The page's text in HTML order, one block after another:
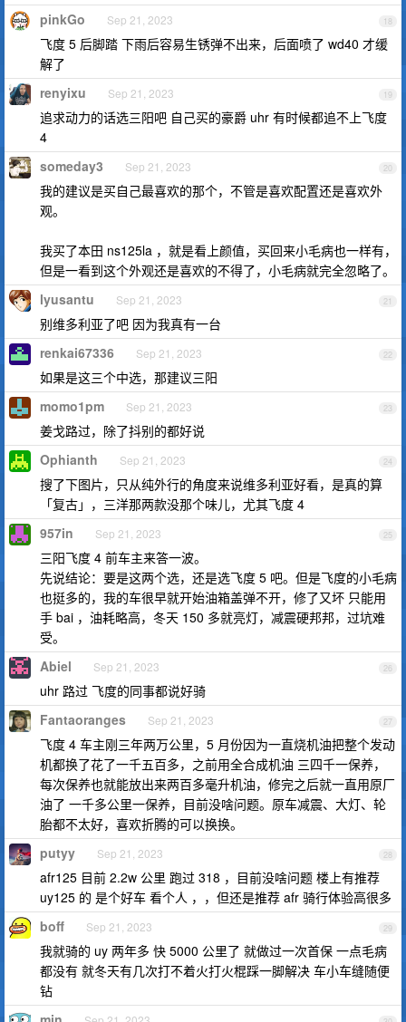
18
pinkGo Sep 21, 2023
飞度 5 后脚踏 下雨后容易生锈弹不出来，后面喷了 wd40 才缓
解了
19
renyixu Sep 21, 2023
追求动力的话选三阳吧 自己买的豪爵 uhr 有时候都追不上飞度
4
20
someday3 Sep 21, 2023
我的建议是买自己最喜欢的那个，不管是喜欢配置还是喜欢外
观。
我买了本田 ns125la ，就是看上颜值，买回来小毛病也一样有，
但是一看到这个外观还是喜欢的不得了，小毛病就完全忽略了。
21
lyusantu Sep 21, 2023
别维多利亚了吧 因为我真有一台
22
renkai67336 Sep 21, 2023
如果是这三个中选，那建议三阳
23
momo1pm Sep 21, 2023
姜戈路过，除了抖别的都好说
24
Ophianth Sep 21, 2023
搜了下图片，只从纯外行的角度来说维多利亚好看，是真的算
「复古」，三洋那两款没那个味儿，尤其飞度 4
25
957in Sep 21, 2023
三阳飞度 4 前车主来答一波。
先说结论：要是这两个选，还是选飞度 5 吧。但是飞度的小毛病
也挺多的，我的车很早就开始油箱盖弹不开，修了又坏 只能用
手 bai ，油耗略高，冬天 150 多就亮灯，减震硬邦邦，过坑难
受。
26
Abiel Sep 21, 2023
uhr 路过 飞度的同事都说好骑
27
Fantaoranges Sep 21, 2023
飞度 4 车主刚三年两万公里，5 月份因为一直烧机油把整个发动
机都换了花了一千五百多，之前用全合成机油 三四千一保养，
每次保养也就能放出来两百多毫升机油，修完之后就一直用原厂
油了 一千多公里一保养，目前没啥问题。原车减震、大灯、轮
胎都不太好，喜欢折腾的可以换换。
28
putyy Sep 21, 2023
afr125 目前 2.2w 公里 跑过 318 ，目前没啥问题 楼上有推荐
uy125 的 是个好车 看个人 ，，但还是推荐 afr 骑行体验高很多
29
boff Sep 21, 2023
我就骑的 uy 两年多 快 5000 公里了 就做过一次首保 一点毛病
都没有 就冬天有几次打不着火打火棍踩一脚解决 车小车缝随便
钻